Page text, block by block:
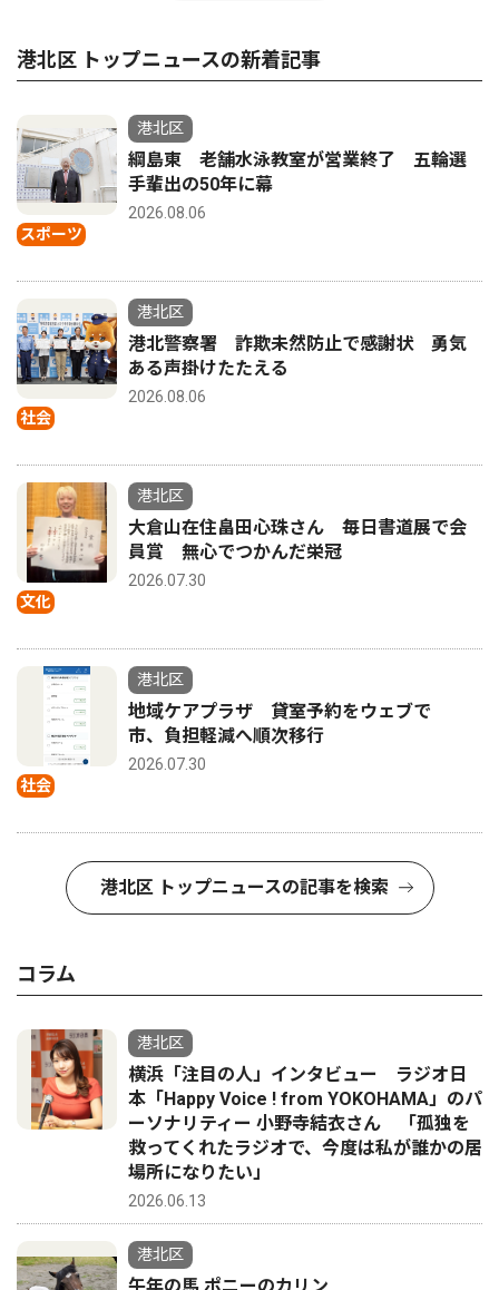
港北区 トップニュースの新着記事
スポーツ
港北区
綱島東 老舗水泳教室が営業終了 五輪選
手輩出の50年に幕
2026.08.06
社会
港北区
港北警察署 詐欺未然防止で感謝状 勇気
ある声掛けたたえる
2026.08.06
文化
港北区
大倉山在住畠田心珠さん 毎日書道展で会
員賞 無心でつかんだ栄冠
2026.07.30
社会
港北区
地域ケアプラザ 貸室予約をウェブで
市、負担軽減へ順次移行
2026.07.30
港北区 トップニュースの記事を検索
コラム
港北区
横浜「注目の人」インタビュー ラジオ日
本「Happy Voice ! from YOKOHAMA」のパ
ーソナリティー 小野寺結衣さん 「孤独を
救ってくれたラジオで、今度は私が誰かの居
場所になりたい」
2026.06.13
港北区